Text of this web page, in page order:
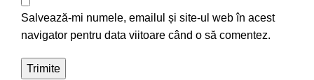
Salvează-mi numele, emailul și site-ul web în acest
navigator pentru data viitoare când o să comentez.